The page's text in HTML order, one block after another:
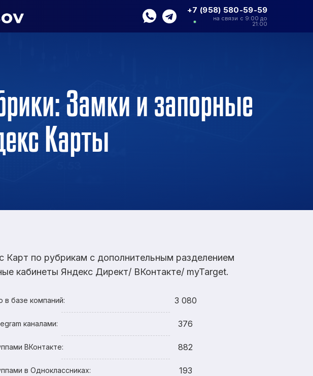
+7 (958) 580-59-59
на связи с 9:00 до
21:00
Замки и запорные
Карты
Карт по рубрикам с дополнительным разделением
кабинеты Яндекс Директ/ ВКонтакте/ myTarget.
в базе компаний: 3 080
каналами: 376
ВКонтакте: 882
в Одноклассниках: 193